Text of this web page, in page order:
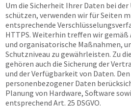
Um die Sicherheit Ihrer Daten bei
schützen, verwenden wir für Seiten
entsprechende
HTTPS. Weiterhin treffen wir gemäß
und organisatorische Maßnahmen,
Schutzniveau zu gewährleisten. Zu
gehören auch die Sicherung der
und der Verfügbarkeit von Daten.
personenbezogener Daten
Planung von Hardware, Software
entsprechend Art. 25 DSGVO.